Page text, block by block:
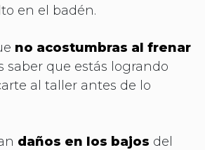
en el badén.
no acostumbras al frenar
saber que estás logrando
al taller antes de lo
daños en los bajos del